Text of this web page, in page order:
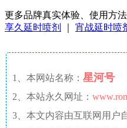
更多品牌真实体验、使用方
享久延时喷剂
宵战延时喷
1、本网站名称： 星河号
2、本站永久网址：
3、本文内容由互联网用户